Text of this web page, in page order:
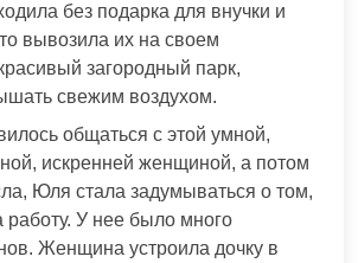
без подарка для внучки и
вывозила их на своем
загородный парк,
свежим воздухом.
общаться с этой умной,
искренней женщиной, а потом
Юля стала задумываться о том,
работу. У нее было много
Женщина устроила дочку в